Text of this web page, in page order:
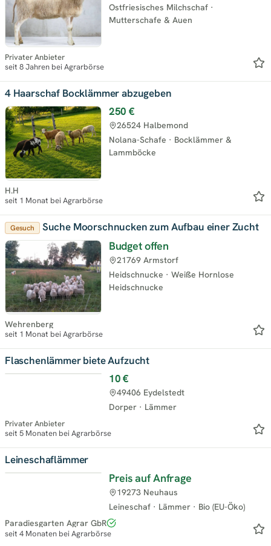
Ostfriesisches Milchschaf ·
Mutterschafe & Auen
Privater Anbieter
seit 8 Jahren bei Agrarbörse
4 Haarschaf Bocklämmer abzugeben
250 €
Nolana-Schafe · Bocklämmer &
Lammböcke
26524 Halbemond
H.H
seit 1 Monat bei Agrarbörse
Gesuch Suche Moorschnucken zum Aufbau einer Zucht
Budget offen
Heidschnucke · Weiße Hornlose
Heidschnucke
21769 Armstorf
Wehrenberg
seit 1 Monat bei Agrarbörse
Flaschenlämmer biete Aufzucht
10 €
Dorper · Lämmer
49406 Eydelstedt
Privater Anbieter
seit 5 Monaten bei Agrarbörse
Leineschaflämmer
Preis auf Anfrage
Leineschaf · Lämmer · Bio (EU-Öko)
19273 Neuhaus
Paradiesgarten Agrar GbR
seit 4 Monaten bei Agrarbörse